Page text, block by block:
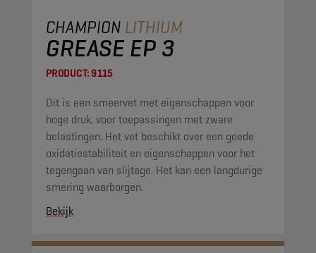
CHAMPION LITHIUM
GREASE EP 3
PRODUCT:9115
Dit is een smeervet met eigenschappen voor
hoge druk, voor toepassingen met zware
belastingen. Het vet beschikt over een goede
oxidatiestabiliteit en eigenschappen voor het
tegengaan van slijtage. Het kan een langdurige
smering waarborgen.
Bekijk